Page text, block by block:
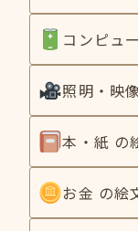
コンピュ
照明・映
本・紙 の
お金 の絵